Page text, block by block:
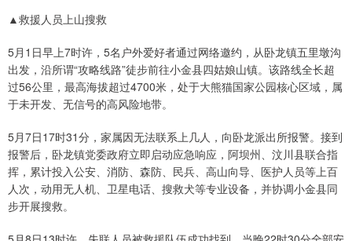
▲救援人员上山搜救
5月1日早上7时许，5名户外爱好者通过网络邀约，从卧龙镇五里墩沟
出发，沿所谓“攻略线路”徒步前往小金县四姑娘山镇。该路线全长超
过56公里，最高海拔超过4700米，处于大熊猫国家公园核心区域，属
于未开发、无信号的高风险地带。
5月7日17时31分，家属因无法联系上几人，向卧龙派出所报警。接到
报警后，卧龙镇党委政府立即启动应急响应，阿坝州、汶川县联合指
挥，累计投入公安、消防、森防、民兵、高山向导、医护人员等上百
人次，动用无人机、卫星电话、搜救犬等专业设备，并协调小金县同
步开展搜救。